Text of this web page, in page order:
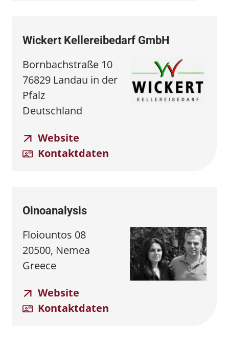
Wickert Kellereibedarf GmbH
Bornbachstraße 10
76829 Landau in der
Pfalz
Deutschland
Website
Kontaktdaten
Oinoanalysis
Floiountos 08
20500, Nemea
Greece
Website
Kontaktdaten